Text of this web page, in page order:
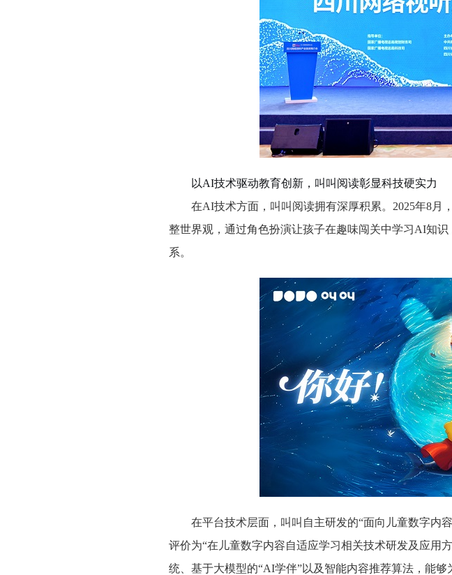
以AI技术驱动教育创新，叫叫阅读彰显科技硬实力
在AI技术方面，叫叫阅读拥有深厚积累。2025年8
整世界观，通过角色扮演让孩子在趣味闯关中学习AI知
系。
在平台技术层面，叫叫自主研发的“面向儿童数字内
评价为“在儿童数字内容自适应学习相关技术研发及应用
统、基于大模型的“AI学伴”以及智能内容推荐算法，能